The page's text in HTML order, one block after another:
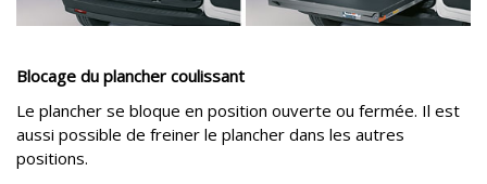
Blocage du plancher coulissant
Le plancher se bloque en position ouverte ou fermée. Il est
aussi possible de freiner le plancher dans les autres
positions.